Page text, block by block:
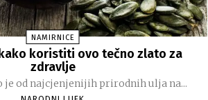
NAMIRNICE
koristiti ovo tečno zlato za
zdravlje
je od najcjenjenijih prirodnih ulja na...